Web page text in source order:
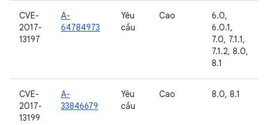
CVE-
2017-
13197
A-
64784973
Yêu
cầu
Cao
6.0,
6.0.1,
7.0, 7.1.1,
7.1.2, 8.0,
8.1
CVE-
2017-
13199
A-
33846679
Yêu
cầu
Cao 8.0, 8.1